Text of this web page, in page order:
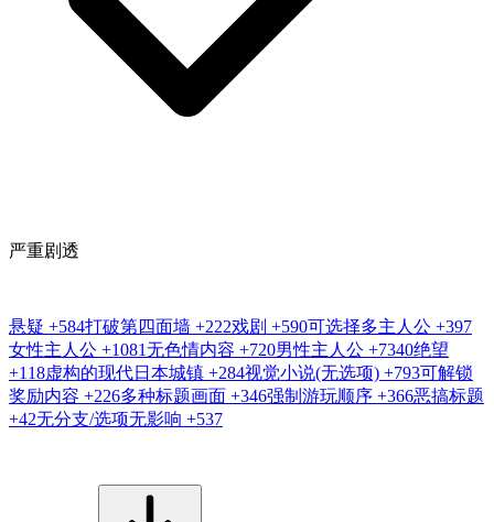
严重剧透
悬疑 +584打破第四面墙 +222戏剧 +590可选择多主人公 +397
女性主人公 +1081无色情内容 +720男性主人公 +7340绝望
+118虚构的现代日本城镇 +284视觉小说(无选项) +793可解锁
奖励内容 +226多种标题画面 +346强制游玩顺序 +366恶搞标题
+42无分支/选项无影响 +537